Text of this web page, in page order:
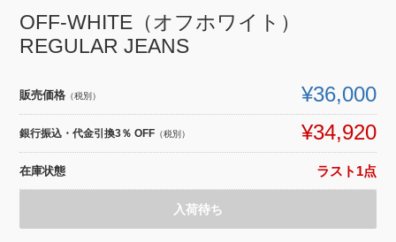
OFF-WHITE（オフホワイト）
REGULAR JEANS
販売価格 （税別） ¥36,000
銀行振込・代金引換3％ OFF （税別） ¥34,920
在庫状態 ラスト1点
入荷待ち